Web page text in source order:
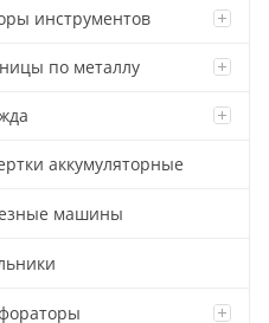
инструментов
по металлу
аккумуляторные
машины